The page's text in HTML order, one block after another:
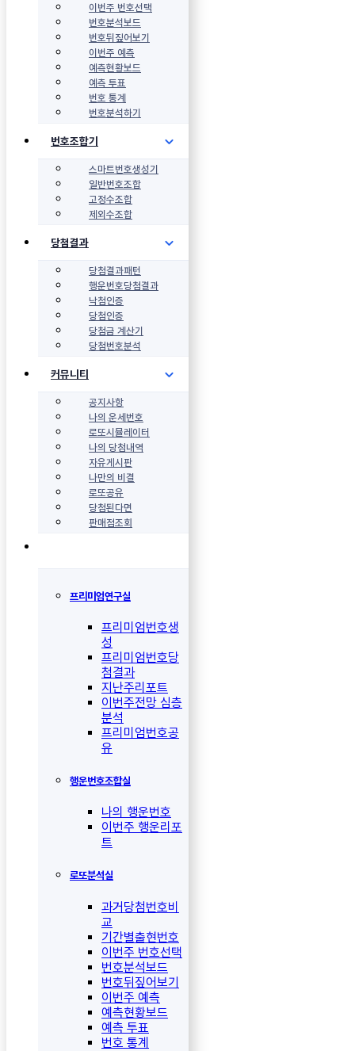
이번주 번호선택
번호분석보드
번호뒤짚어보기
이번주 예측
예측현황보드
예측 투표
번호 통계
번호분석하기
번호조합기
스마트번호생성기
일반번호조합
고정수조합
제외수조합
당첨결과
당첨결과패턴
행운번호당첨결과
낙첨인증
당첨인증
당첨금 계산기
당첨번호분석
커뮤니티
공지사항
나의 운세번호
로또시뮬레이터
나의 당첨내역
자유게시판
나만의 비결
로또공유
당첨된다면
판매점조회
프리미엄연구실
프리미엄번호생
성
프리미엄번호당
첨결과
지난주리포트
이번주전망 심층
분석
프리미엄번호공
유
행운번호조합실
나의 행운번호
이번주 행운리포
트
로또분석실
과거당첨번호비
교
기간별출현번호
이번주 번호선택
번호분석보드
번호뒤짚어보기
이번주 예측
예측현황보드
예측 투표
번호 통계